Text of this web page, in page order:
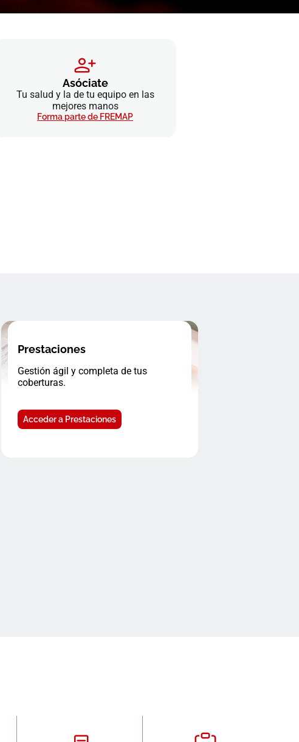
Asóciate
Tu salud y la de tu equipo en las
mejores manos
Forma parte de FREMAP
Prestaciones
Gestión ágil y completa de tus
coberturas.
Acceder a Prestaciones